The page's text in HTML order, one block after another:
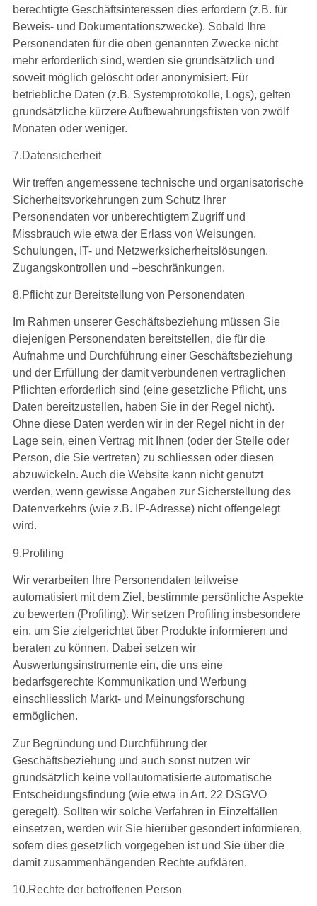
berechtigte Geschäftsinteressen dies erfordern (z.B. für
Beweis- und Dokumentationszwecke). Sobald Ihre
Personendaten für die oben genannten Zwecke nicht
mehr erforderlich sind, werden sie grundsätzlich und
soweit möglich gelöscht oder anonymisiert. Für
betriebliche Daten (z.B. Systemprotokolle, Logs), gelten
grundsätzliche kürzere Aufbewahrungsfristen von zwölf
Monaten oder weniger.
7.Datensicherheit
Wir treffen angemessene technische und organisatorische
Sicherheitsvorkehrungen zum Schutz Ihrer
Personendaten vor unberechtigtem Zugriff und
Missbrauch wie etwa der Erlass von Weisungen,
Schulungen, IT- und Netzwerksicherheitslösungen,
Zugangskontrollen und –beschränkungen.
8.Pflicht zur Bereitstellung von Personendaten
Im Rahmen unserer Geschäftsbeziehung müssen Sie
diejenigen Personendaten bereitstellen, die für die
Aufnahme und Durchführung einer Geschäftsbeziehung
und der Erfüllung der damit verbundenen vertraglichen
Pflichten erforderlich sind (eine gesetzliche Pflicht, uns
Daten bereitzustellen, haben Sie in der Regel nicht).
Ohne diese Daten werden wir in der Regel nicht in der
Lage sein, einen Vertrag mit Ihnen (oder der Stelle oder
Person, die Sie vertreten) zu schliessen oder diesen
abzuwickeln. Auch die Website kann nicht genutzt
werden, wenn gewisse Angaben zur Sicherstellung des
Datenverkehrs (wie z.B. IP-Adresse) nicht offengelegt
wird.
9.Profiling
Wir verarbeiten Ihre Personendaten teilweise
automatisiert mit dem Ziel, bestimmte persönliche Aspekte
zu bewerten (Profiling). Wir setzen Profiling insbesondere
ein, um Sie zielgerichtet über Produkte informieren und
beraten zu können. Dabei setzen wir
Auswertungsinstrumente ein, die uns eine
bedarfsgerechte Kommunikation und Werbung
einschliesslich Markt- und Meinungsforschung
ermöglichen.
Zur Begründung und Durchführung der
Geschäftsbeziehung und auch sonst nutzen wir
grundsätzlich keine vollautomatisierte automatische
Entscheidungsfindung (wie etwa in Art. 22 DSGVO
geregelt). Sollten wir solche Verfahren in Einzelfällen
einsetzen, werden wir Sie hierüber gesondert informieren,
sofern dies gesetzlich vorgegeben ist und Sie über die
damit zusammenhängenden Rechte aufklären.
10.Rechte der betroffenen Person